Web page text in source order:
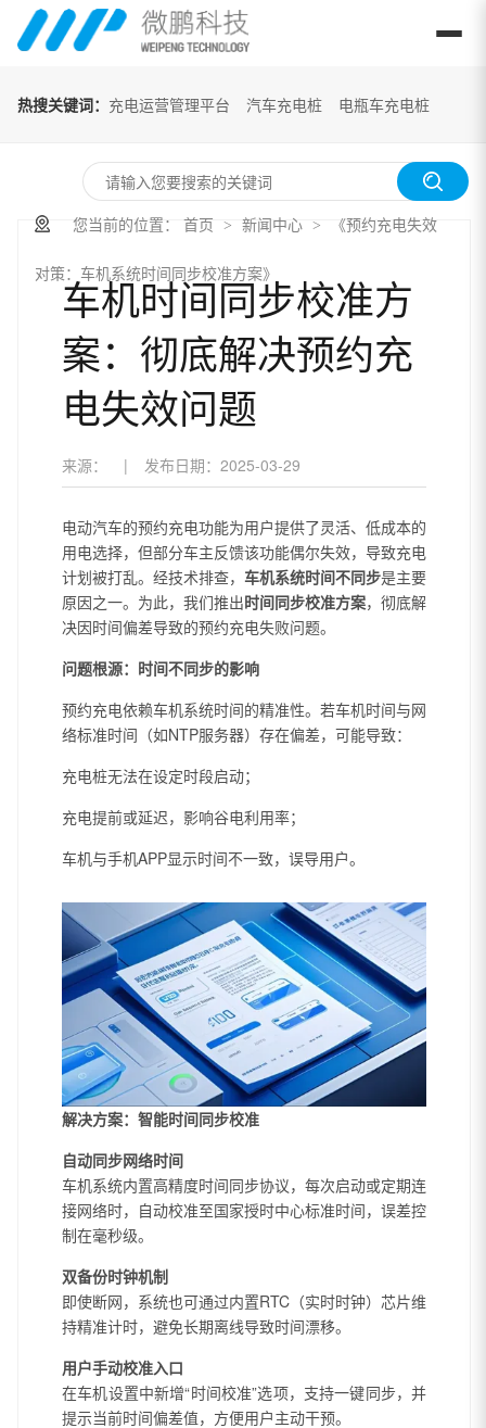
热搜关键词： 充电运营管理平台 汽车充电桩 电瓶车充电桩
您当前的位置： 首页 > 新闻中心 > 《预约充电失效
对策：车机系统时间同步校准方案》
车机时间同步校准方
案：彻底解决预约充
电失效问题
来源： | 发布日期： 2025-03-29
电动汽车的预约充电功能为用户提供了灵活、低成本的
用电选择，但部分车主反馈该功能偶尔失效，导致充电
计划被打乱。经技术排查， 车机系统时间不同步是主要
原因之一。为此，我们推出时间同步校准方案，彻底解
决因时间偏差导致的预约充电失败问题。
问题根源：时间不同步的影响
预约充电依赖车机系统时间的精准性。若车机时间与网
络标准时间（如NTP服务器）存在偏差，可能导致：
充电桩无法在设定时段启动；
充电提前或延迟，影响谷电利用率；
车机与手机APP显示时间不一致，误导用户。
解决方案：智能时间同步校准
自动同步网络时间
车机系统内置高精度时间同步协议，每次启动或定期连
接网络时，自动校准至国家授时中心标准时间，误差控
制在毫秒级。
双备份时钟机制
即使断网，系统也可通过内置RTC（实时时钟）芯片维
持精准计时，避免长期离线导致时间漂移。
用户手动校准入口
在车机设置中新增“时间校准”选项，支持一键同步，并
提示当前时间偏差值，方便用户主动干预。